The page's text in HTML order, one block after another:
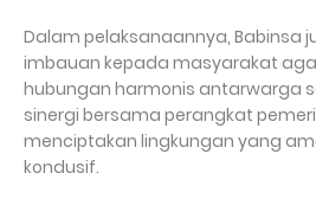
Dalam pelaksanaannya, Babinsa
imbauan kepada masyarakat
hubungan harmonis antarwarga
sinergi bersama perangkat
menciptakan lingkungan yang
kondusif.